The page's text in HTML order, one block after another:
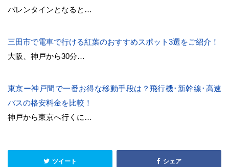
バレンタインとなると…
三田市で電車で行ける紅葉のおすすめスポット3選をご紹介！
大阪、神戸から30分…
東京ー神戸間で一番お得な移動手段は？飛行機･新幹線･高速
バスの格安料金を比較！
神戸から東京へ行くに…
ツイート シェア